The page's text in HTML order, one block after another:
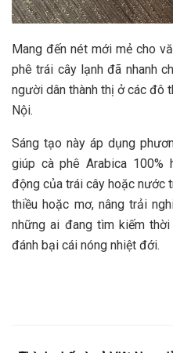
Mang đến nét mới mẻ cho
phê trái cây lạnh đã nhanh
người dân thành thị ở các đô
Nội.
Sáng tạo này áp dụng
giúp cà phê Arabica 100%
động của trái cây hoặc nước
thiều hoặc mơ, nâng trải
những ai đang tìm kiếm
đánh bại cái nóng nhiệt đới.